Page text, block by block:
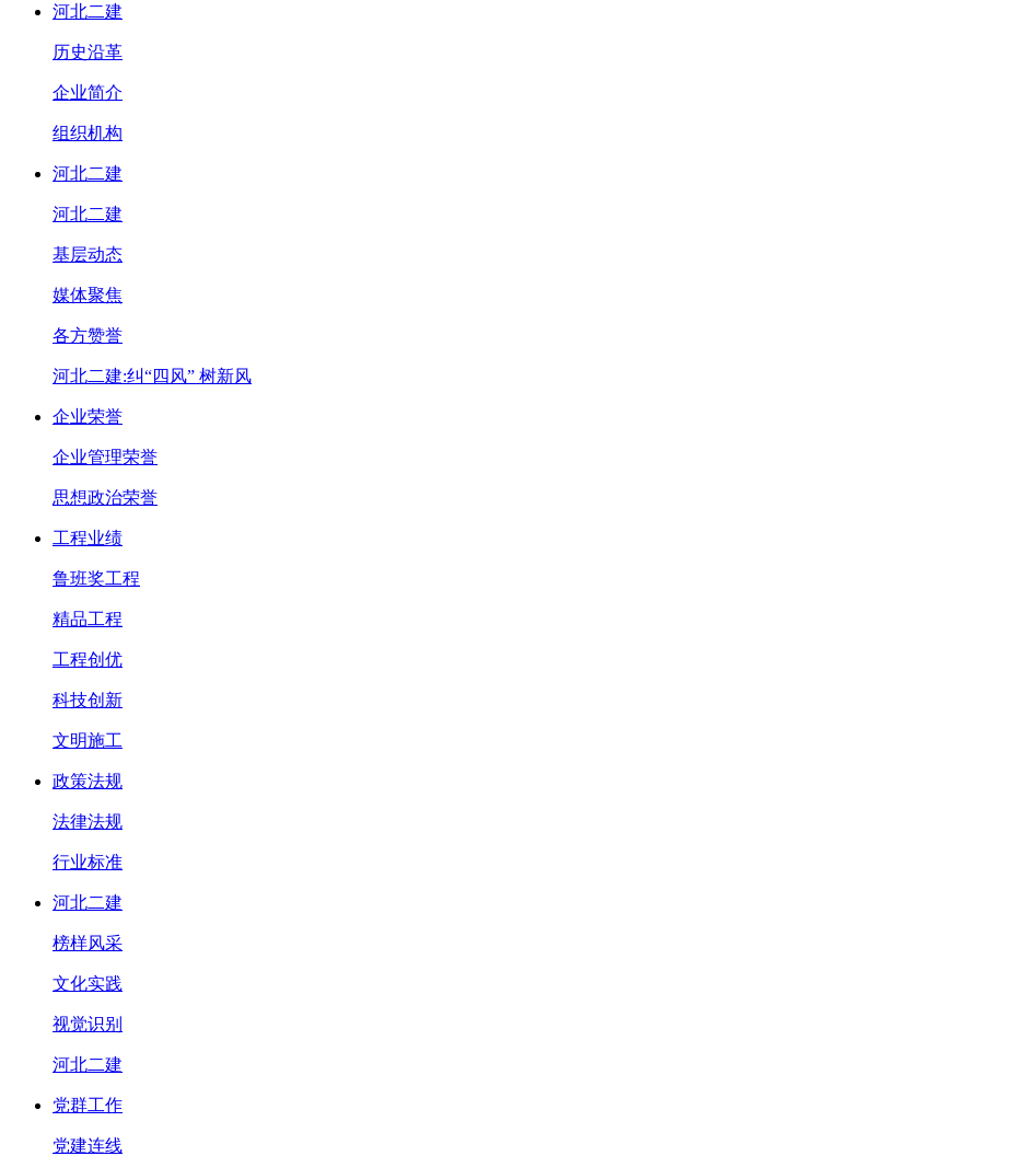
河北二建
历史沿革
企业简介
组织机构
河北二建
河北二建
基层动态
媒体聚焦
各方赞誉
河北二建:纠“四风” 树新风
企业荣誉
企业管理荣誉
思想政治荣誉
工程业绩
鲁班奖工程
精品工程
工程创优
科技创新
文明施工
政策法规
法律法规
行业标准
河北二建
榜样风采
文化实践
视觉识别
河北二建
党群工作
党建连线